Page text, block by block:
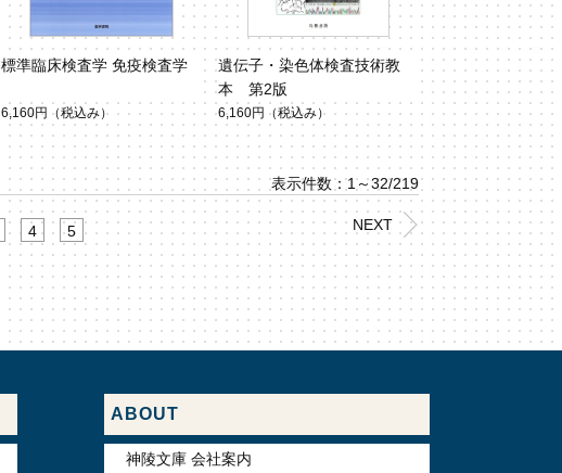
標準臨床検査学 免疫検査学
6,160円 （税込み）
遺伝子・染色体検査技術教
本 第2版
6,160円 （税込み）
表示件数：1～32/219
NEXT
4 5
ABOUT
神陵文庫 会社案内